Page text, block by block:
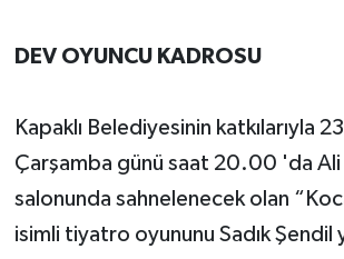
DEV OYUNCU KADROSU
Kapaklı Belediyesinin katkılarıyla
Çarşamba günü saat 20.00 'da Ali
salonunda sahnelenecek olan
isimli tiyatro oyununu Sadık Şendil